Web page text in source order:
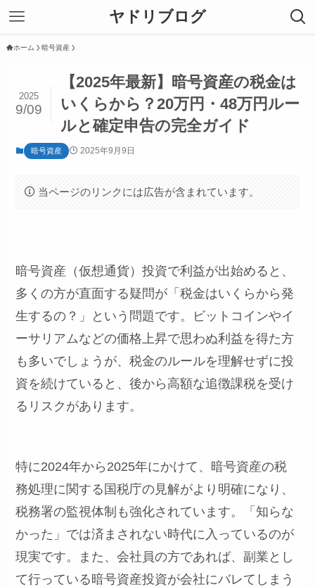
ヤドリブログ
ホーム 暗号資産
【2025年最新】暗号資産の税金は
いくらから？20万円・48万円ルー
ルと確定申告の完全ガイド
2025
9/09
暗号資産 2025年9月9日
当ページのリンクには広告が含まれています。
暗号資産（仮想通貨）投資で利益が出始めると、
多くの方が直面する疑問が「税金はいくらから発
生するの？」という問題です。ビットコインやイ
ーサリアムなどの価格上昇で思わぬ利益を得た方
も多いでしょうが、税金のルールを理解せずに投
資を続けていると、後から高額な追徴課税を受け
るリスクがあります。
特に2024年から2025年にかけて、暗号資産の税
務処理に関する国税庁の見解がより明確になり、
税務署の監視体制も強化されています。「知らな
かった」では済まされない時代に入っているのが
現実です。また、会社員の方であれば、副業とし
て行っている暗号資産投資が会社にバレてしまう